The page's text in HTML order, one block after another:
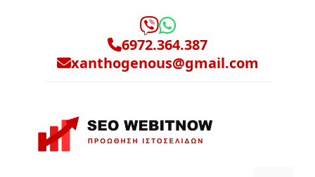
6972.364.387
xanthogenous@gmail.com